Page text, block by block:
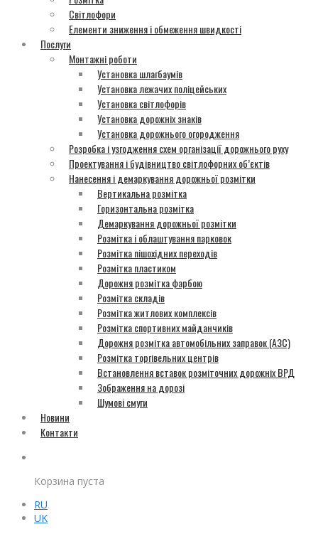
Світлофори
Елементи зниження і обмеження швидкості
Послуги
Монтажні роботи
Установка шлагбаумів
Установка лежачих поліцейських
Установка світлофорів
Установка дорожніх знаків
Установка дорожнього огородження
Розробка і узгодження схем організації дорожнього руху
Проектування і будівництво світлофорних об’єктів
Нанесення і демаркування дорожньої розмітки
Вертикальна розмітка
Горизонтальна розмітка
Демаркування дорожньої розмітки
Розмітка і облаштування парковок
Розмітка пішохідних переходів
Розмітка пластиком
Дорожня розмітка фарбою
Розмітка складів
Розмітка житлових комплексів
Розмітка спортивних майданчиків
Дорожня розмітка автомобільних заправок (АЗС)
Розмітка торгівельних центрів
Встановлення вставок розміточних дорожніх ВРД
Зображення на дорозі
Шумові смуги
Новини
Контакти
Корзина пуста
RU
UK